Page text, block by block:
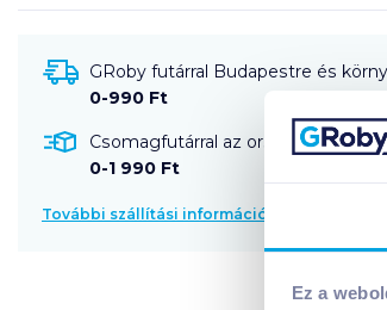
Ez a
GRoby futárral Budapestre és
0-990 Ft
Csomagfutárral az ország egész
0-1 990 Ft
További szállítási információk